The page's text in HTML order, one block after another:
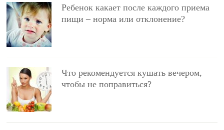
Ребенок какает после каждого приема
пищи – норма или отклонение?
Что рекомендуется кушать вечером,
чтобы не поправиться?